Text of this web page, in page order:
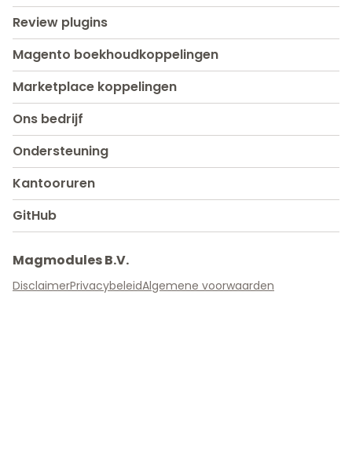
Review plugins
Magento boekhoudkoppelingen
Marketplace koppelingen
Ons bedrijf
Ondersteuning
Kantooruren
GitHub
Magmodules B.V.
DisclaimerPrivacybeleidAlgemene voorwaarden